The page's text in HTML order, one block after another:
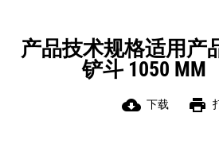
带式挖掘机和
此外，还提供
与 CW 专用连
用固定式快速
用连接器采用
终稳固地连接附
产品技术规格适用产
铲斗 1050 MM
cloud_download 下载 print